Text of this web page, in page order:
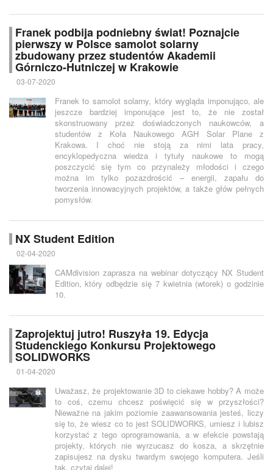
Franek podbija podniebny świat! Poznajcie
pierwszy w Polsce samolot solarny
zbudowany przez studentów Akademii
Górniczo-Hutniczej w Krakowie
03-07-2020
Franek to samolot solarny, który wygląda imponująco, ale
jeszcze bardziej imponujące jest to, że nie został
skonstruowany przez doświadczonych naukowców, a
studentów z Koła Naukowego AGH Solar Plane z
Krakowa. I choć nie stoją za nimi lata pracy,
encyklopedyczna wiedza i tytuły naukowe to mogą
poszczycić się tym co przynależy młodości i czego
można im tylko pozazdrościć – energii, zapału do
tworzenia innowacyjnych projektów, a także głów pełnych
pomysłów.
NX Student Edition
02-04-2020
CAMdivision zaprasza na webinar dotyczący NX Student
Edition, który odbędzie się 7 kwietnia (wtorek) o godzinie
10.
Zaprojektuj jutro! Ruszyła 19. Edycja
Studenckiego Konkursu Projektowego
SOLIDWORKS
01-04-2020
Uważasz, że projektowanie 3D to ciekawe hobby? A może
to coś, czemu chcesz poświęcić się w przyszłości?
Nieważne na jakim poziomie zaawansowania jesteś, liczy
się to, że wiesz co to jest SOLIDWORKS, umiesz i lubisz
korzystać z tego oprogramowania, a w efekcie powstają
projekty, których nie wyrzucasz do kosza, a skrzętnie
zapisujesz na dysku twardym swojego komputera. Jeśli
tak, czytaj dalej!